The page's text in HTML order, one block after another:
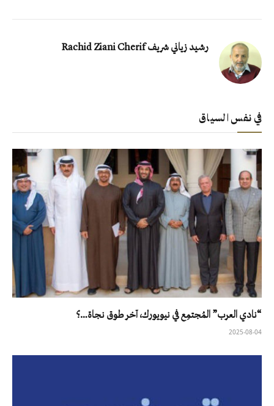
رشيد زياني شريف Rachid Ziani Cherif
في نفس السياق
“نادي العرب” المُجتمِع في نيويورك، آخر طوق نجاة…؟
2025-08-04